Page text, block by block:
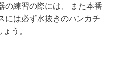
の練習の際には、 また本番
には必ず水抜きのハンカチ
う。